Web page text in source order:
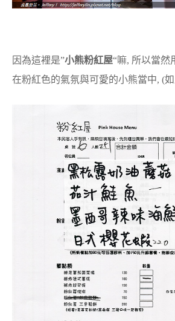
因為這裡是”小熊粉紅屋“嘛, 所以當然
在粉紅色的氣氛與可愛的小熊當中, (如